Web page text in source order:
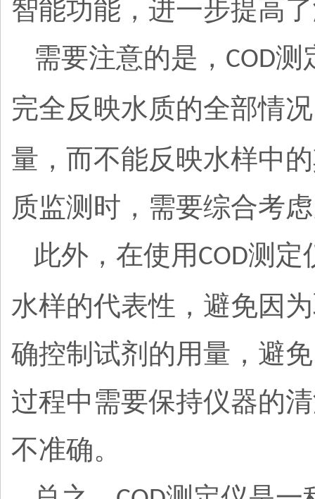
智能功能，进一步提高
需要注意的是， COD测
完全反映水质的全部情
量，而不能反映水样中
质监测时，需要综合考
此外，在使用 COD测定
水样的代表性，避免因
确控制试剂的用量，避
过程中需要保持仪器的
不准确。